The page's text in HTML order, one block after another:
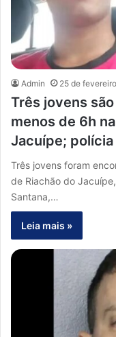
Admin 25 de
Três jovens
menos de 6h
Jacuípe;
Três jovens foram
de Riachão do
Santana,…
Leia mais »